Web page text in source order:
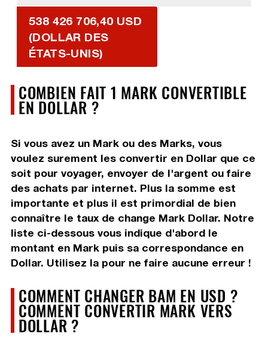
538 426 706,40 USD
(DOLLAR DES
ÉTATS-UNIS)
COMBIEN FAIT 1 MARK CONVERTIBLE
EN DOLLAR ?
Si vous avez un Mark ou des Marks, vous
voulez surement les convertir en Dollar que ce
soit pour voyager, envoyer de l'argent ou faire
des achats par internet. Plus la somme est
importante et plus il est primordial de bien
connaître le taux de change Mark Dollar. Notre
liste ci-dessous vous indique d'abord le
montant en Mark puis sa correspondance en
Dollar. Utilisez la pour ne faire aucune erreur !
COMMENT CHANGER BAM EN USD ?
COMMENT CONVERTIR MARK VERS
DOLLAR ?